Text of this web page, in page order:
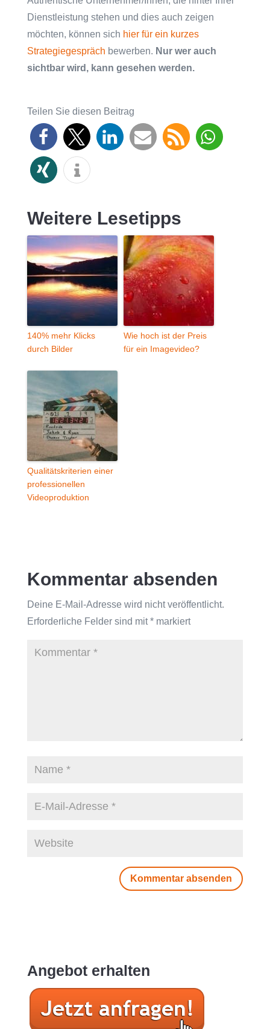
Dienstleistung stehen und dies auch zeigen
möchten, können sich hier für ein kurzes
Strategiegespräch bewerben. Nur wer auch
sichtbar wird, kann gesehen werden.
Teilen Sie diesen Beitrag
Weitere Lesetipps
140% mehr Klicks
durch Bilder
Wie hoch ist der Preis
für ein Imagevideo?
Qualitätskriterien einer
professionellen
Videoproduktion
Kommentar absenden
Deine E-Mail-Adresse wird nicht veröffentlicht.
Erforderliche Felder sind mit*markiert
Angebot erhalten